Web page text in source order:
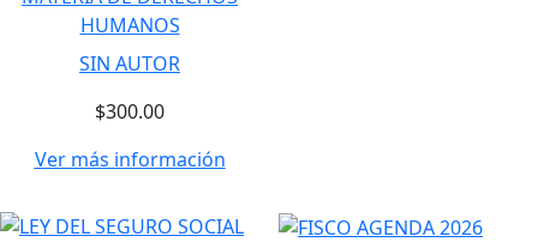
HUMANOS
SIN AUTOR
$300.00
Ver más información